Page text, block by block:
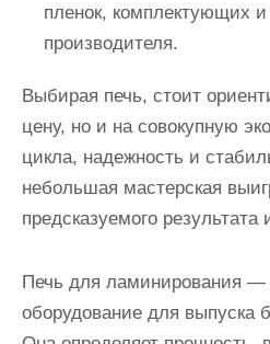
пленок, комплектующих
производителя.
Выбирая печь, стоит
цену, но и на совокупную
цикла, надежность и
небольшая мастерская
предсказуемого
Печь для ламинирования —
оборудование для выпуска